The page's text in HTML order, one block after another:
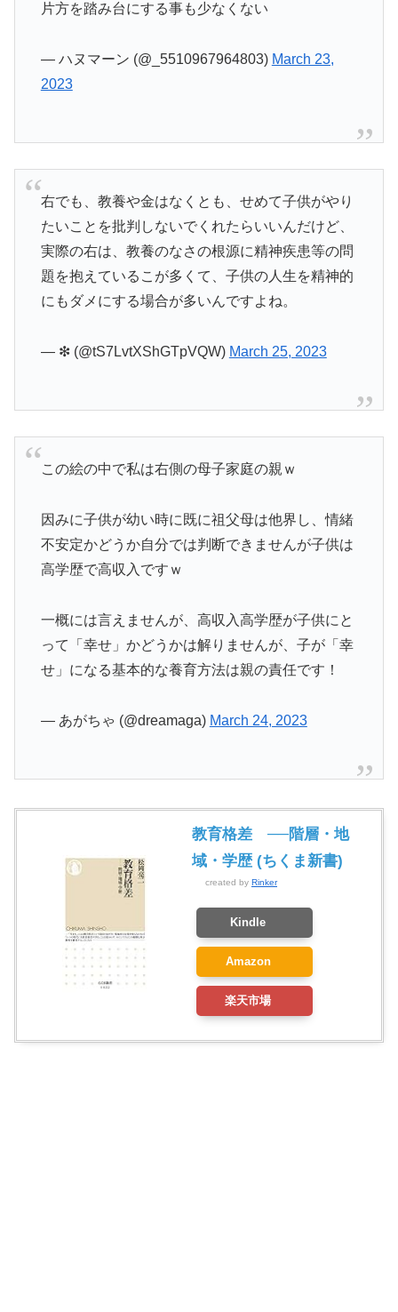
片方を踏み台にする事も少なくない
— ハヌマーン (@_5510967964803) March 23,
2023
右でも、教養や金はなくとも、せめて子供がやり
たいことを批判しないでくれたらいいんだけど、
実際の右は、教養のなさの根源に精神疾患等の問
題を抱えているこが多くて、子供の人生を精神的
にもダメにする場合が多いんですよね。
— ❇︎ (@tS7LvtXShGTpVQW) March 25, 2023
この絵の中で私は右側の母子家庭の親ｗ
因みに子供が幼い時に既に祖父母は他界し、情緒
不安定かどうか自分では判断できませんが子供は
高学歴で高収入ですｗ
一概には言えませんが、高収入高学歴が子供にと
って「幸せ」かどうかは解りませんが、子が「幸
せ」になる基本的な養育方法は親の責任です！
— あがちゃ (@dreamaga) March 24, 2023
教育格差 ──階層・地
域・学歴 (ちくま新書)
created by Rinker
Kindle
Amazon
楽天市場